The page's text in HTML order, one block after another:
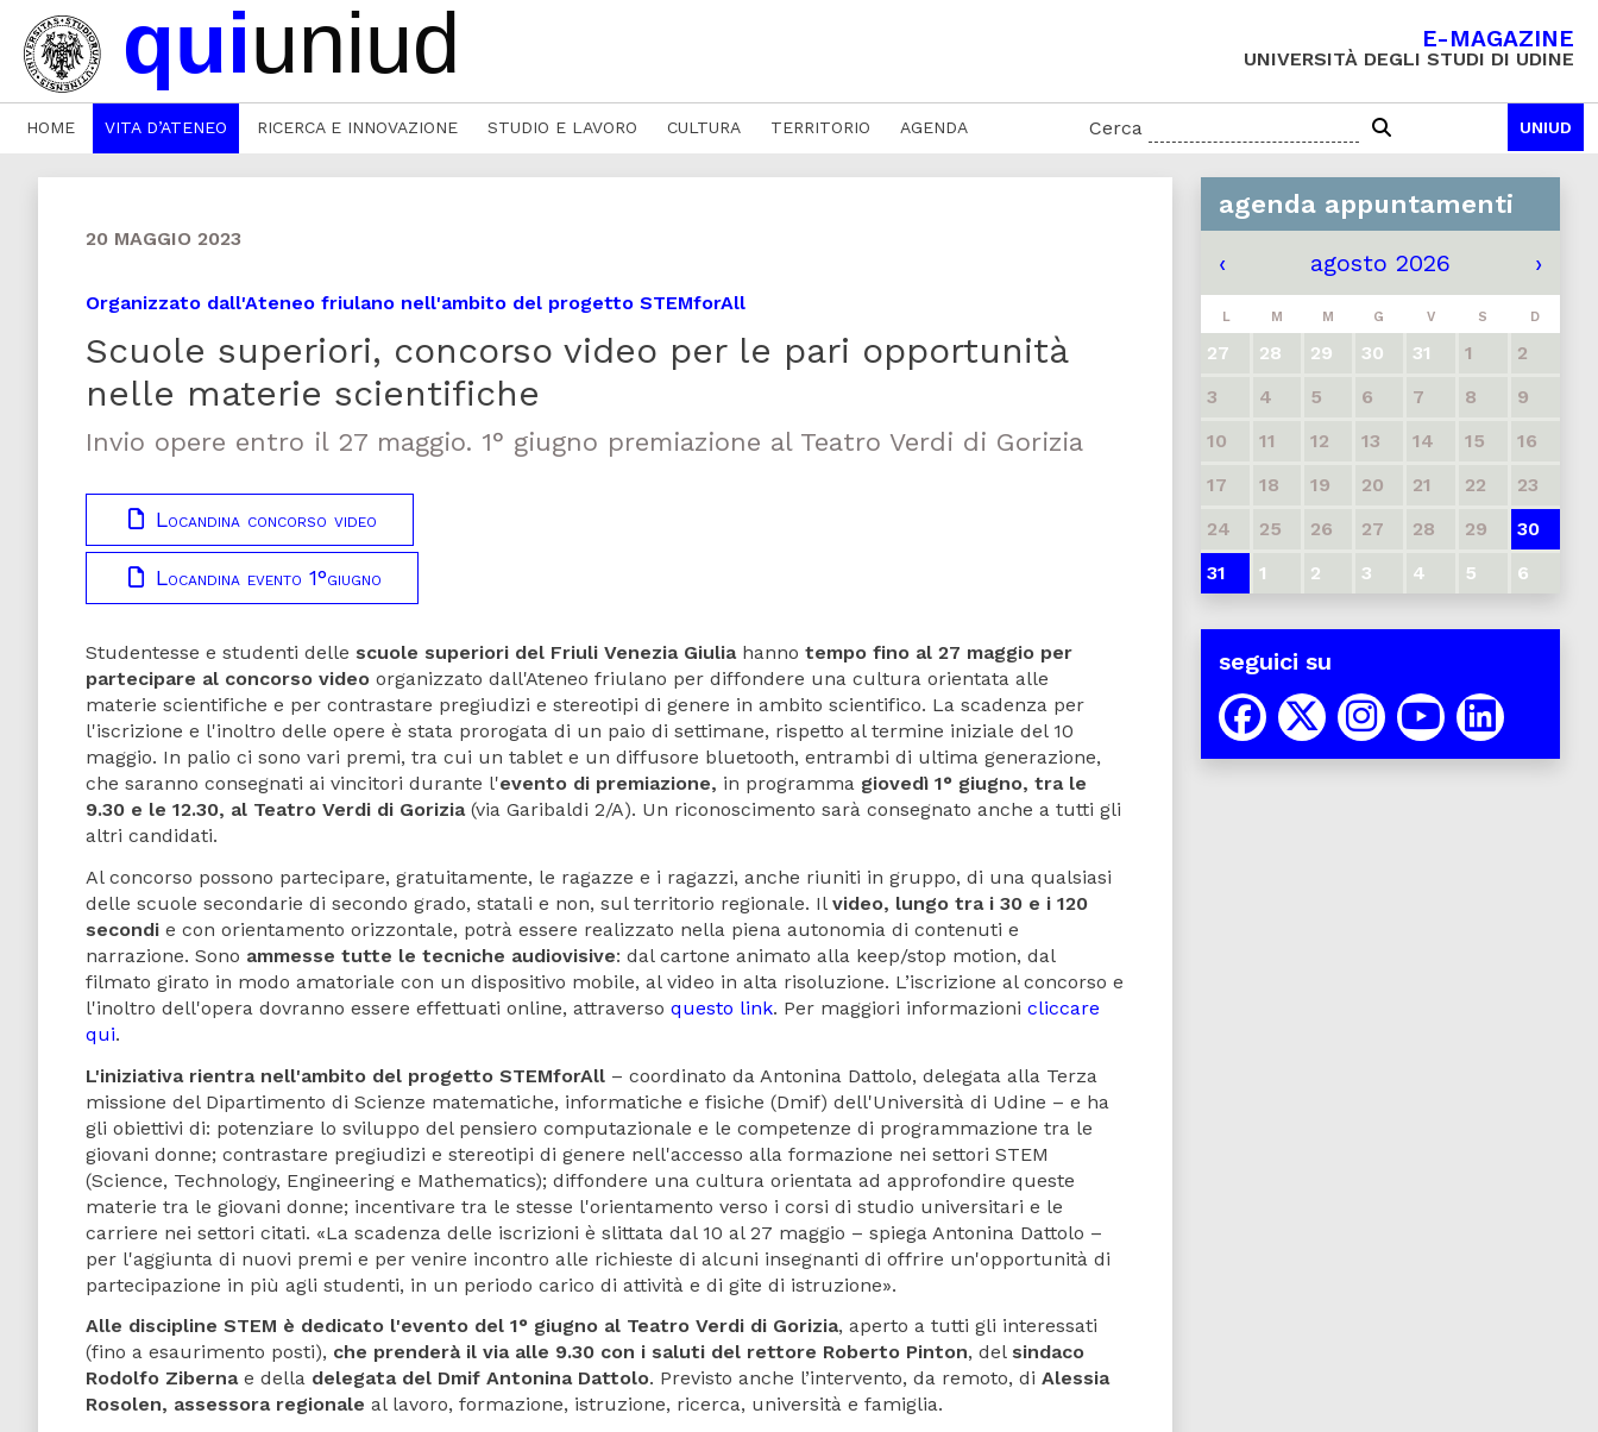
E-MAGAZINE
UNIVERSITÀ DEGLI STUDI DI UDINE
HOME VITA D’ATENEO RICERCA E INNOVAZIONE STUDIO E LAVORO CULTURA TERRITORIO AGENDA Cerca UNIUD
20 MAGGIO 2023
Organizzato dall'Ateneo friulano nell'ambito del progetto STEMforAll
Scuole superiori, concorso video per le pari opportunità
nelle materie scientifiche
Invio opere entro il 27 maggio. 1° giugno premiazione al Teatro Verdi di Gorizia
Locandina concorso video
Locandina evento 1°giugno
Studentesse e studenti delle scuole superiori del Friuli Venezia Giuliahanno tempo fino al 27 maggio per
partecipare al concorso video organizzato dall'Ateneo friulano per diffondere una cultura orientata alle
materie scientifiche e per contrastare pregiudizi e stereotipi di genere in ambito scientifico. La scadenza per
l'iscrizione e l'inoltro delle opere è stata prorogata di un paio di settimane, rispetto al termine iniziale del 10
maggio. In palio ci sono vari premi, tra cui un tablet e un diffusore bluetooth, entrambi di ultima generazione,
che saranno consegnati ai vincitori durante l'evento di premiazione, in programma giovedì 1° giugno, tra le
9.30 e le 12.30, al Teatro Verdi di Gorizia(via Garibaldi 2/A). Un riconoscimento sarà consegnato anche a tutti gli
altri candidati.
Al concorso possono partecipare, gratuitamente, le ragazze e i ragazzi, anche riuniti in gruppo, di una qualsiasi
delle scuole secondarie di secondo grado, statali e non, sul territorio regionale. Il video, lungo tra i 30 e i 120
secondi e con orientamento orizzontale, potrà essere realizzato nella piena autonomia di contenuti e
narrazione. Sono ammesse tutte le tecniche audiovisive: dal cartone animato alla keep/stop motion, dal
filmato girato in modo amatoriale con un dispositivo mobile, al video in alta risoluzione. L’iscrizione al concorso e
l'inoltro dell'opera dovranno essere effettuati online, attraverso questo link. Per maggiori informazioni cliccare
qui.
L'iniziativa rientra nell'ambito del progetto STEMforAll – coordinato da Antonina Dattolo, delegata alla Terza
missione del Dipartimento di Scienze matematiche, informatiche e fisiche (Dmif) dell'Università di Udine – e ha
gli obiettivi di: potenziare lo sviluppo del pensiero computazionale e le competenze di programmazione tra le
giovani donne; contrastare pregiudizi e stereotipi di genere nell'accesso alla formazione nei settori STEM
(Science, Technology, Engineering e Mathematics); diffondere una cultura orientata ad approfondire queste
materie tra le giovani donne; incentivare tra le stesse l'orientamento verso i corsi di studio universitari e le
carriere nei settori citati. «La scadenza delle iscrizioni è slittata dal 10 al 27 maggio – spiega Antonina Dattolo –
per l'aggiunta di nuovi premi e per venire incontro alle richieste di alcuni insegnanti di offrire un'opportunità di
partecipazione in più agli studenti, in un periodo carico di attività e di gite di istruzione».
Alle discipline STEM è dedicato l'evento del 1° giugno al Teatro Verdi di Gorizia, aperto a tutti gli interessati
(fino a esaurimento posti), che prenderà il via alle 9.30 con i saluti del rettore Roberto Pinton, del sindaco
Rodolfo Zibernae della delegata del Dmif Antonina Dattolo. Previsto anche l’intervento, da remoto, di Alessia
Rosolen, assessora regionale al lavoro, formazione, istruzione, ricerca, università e famiglia.
agenda appuntamenti
‹ agosto 2026 ›
L M M G V S D
27 28 29 30 31 1
2
3
4 5 6 7 8
9
10
11 12 13 14 15
16
17
18 19 20 21 22
23
24
25 26 27 28 29
30
31
1 2 3 4 5 6
seguici su